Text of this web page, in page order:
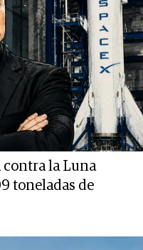
contra la Luna
toneladas de